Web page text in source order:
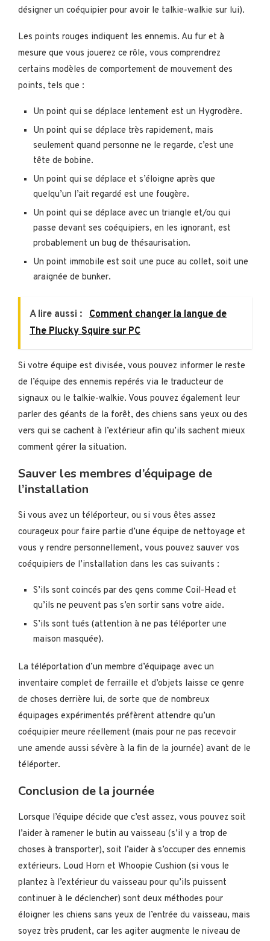
désigner un coéquipier pour avoir le talkie-walkie sur lui).
Les points rouges indiquent les ennemis. Au fur et à
mesure que vous jouerez ce rôle, vous comprendrez
certains modèles de comportement de mouvement des
points, tels que :
Un point qui se déplace lentement est un Hygrodère.
Un point qui se déplace très rapidement, mais
seulement quand personne ne le regarde, c’est une
tête de bobine.
Un point qui se déplace et s’éloigne après que
quelqu’un l’ait regardé est une fougère.
Un point qui se déplace avec un triangle et/ou qui
passe devant ses coéquipiers, en les ignorant, est
probablement un bug de thésaurisation.
Un point immobile est soit une puce au collet, soit une
araignée de bunker.
A lire aussi :
Comment changer la langue de
The Plucky Squire sur PC
Si votre équipe est divisée, vous pouvez informer le reste
de l’équipe des ennemis repérés via le traducteur de
signaux ou le talkie-walkie. Vous pouvez également leur
parler des géants de la forêt, des chiens sans yeux ou des
vers qui se cachent à l’extérieur afin qu’ils sachent mieux
comment gérer la situation.
Sauver les membres d’équipage de
l’installation
Si vous avez un téléporteur, ou si vous êtes assez
courageux pour faire partie d’une équipe de nettoyage et
vous y rendre personnellement, vous pouvez sauver vos
coéquipiers de l’installation dans les cas suivants :
S’ils sont coincés par des gens comme Coil-Head et
qu’ils ne peuvent pas s’en sortir sans votre aide.
S’ils sont tués (attention à ne pas téléporter une
maison masquée).
La téléportation d’un membre d’équipage avec un
inventaire complet de ferraille et d’objets laisse ce genre
de choses derrière lui, de sorte que de nombreux
équipages expérimentés préfèrent attendre qu’un
coéquipier meure réellement (mais pour ne pas recevoir
une amende aussi sévère à la fin de la journée) avant de le
téléporter.
Conclusion de la journée
Lorsque l’équipe décide que c’est assez, vous pouvez soit
l’aider à ramener le butin au vaisseau (s’il y a trop de
choses à transporter), soit l’aider à s’occuper des ennemis
extérieurs. Loud Horn et Whoopie Cushion (si vous le
plantez à l’extérieur du vaisseau pour qu’ils puissent
continuer à le déclencher) sont deux méthodes pour
éloigner les chiens sans yeux de l’entrée du vaisseau, mais
soyez très prudent, car les agiter augmente le niveau de